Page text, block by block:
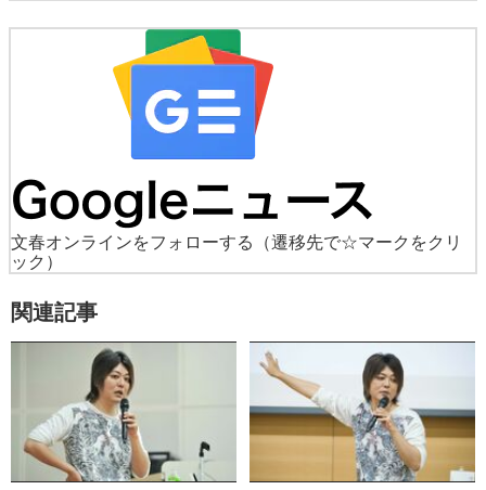
文春オンラインをフォローする
（遷移先で☆マークをクリ
ック）
関連記事